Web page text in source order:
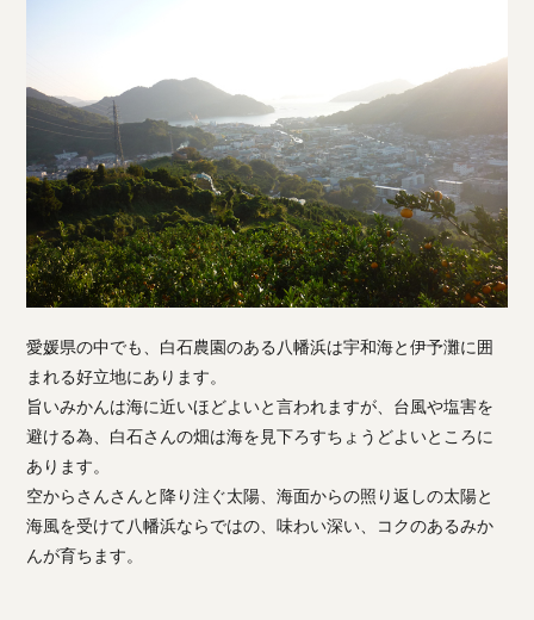
愛媛県の中でも、白石農園のある八幡浜は宇和海と伊予灘に囲
まれる好立地にあります。
旨いみかんは海に近いほどよいと言われますが、台風や塩害を
避ける為、白石さんの畑は海を見下ろすちょうどよいところに
あります。
空からさんさんと降り注ぐ太陽、海面からの照り返しの太陽と
海風を受けて八幡浜ならではの、味わい深い、コクのあるみか
んが育ちます。